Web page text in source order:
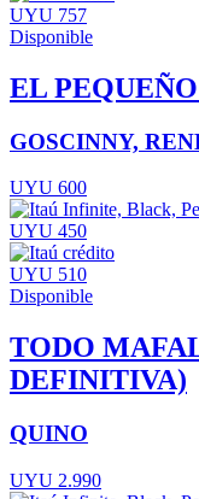
UYU 757
Disponible
EL
GOSCINNY,
UYU 600
UYU 450
UYU 510
Disponible
TODO
DEFINITIVA)
QUINO
UYU 2.990